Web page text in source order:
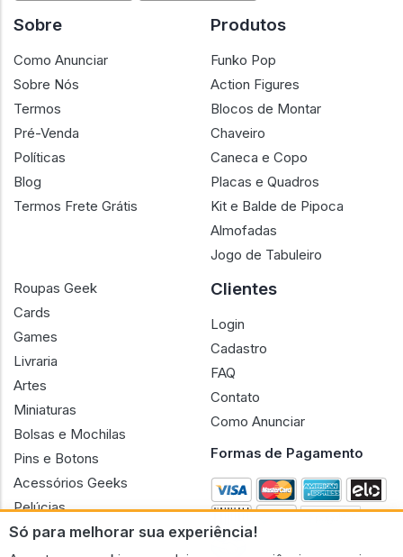
Só para melhorar sua experiência!
Sobre
Como Anunciar
Sobre Nós
Termos
Pré-Venda
Políticas
Blog
Termos Frete Grátis
Produtos
Funko Pop
Action Figures
Blocos de Montar
Chaveiro
Caneca e Copo
Placas e Quadros
Kit e Balde de Pipoca
Almofadas
Jogo de Tabuleiro
Roupas Geek
Cards
Games
Livraria
Artes
Miniaturas
Bolsas e Mochilas
Pins e Botons
Acessórios Geeks
Pelúcias
Bonecas
Clientes
Login
Cadastro
FAQ
Contato
Como Anunciar
Formas de Pagamento